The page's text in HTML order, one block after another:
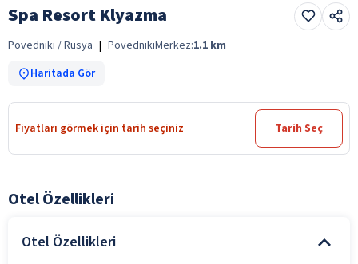
Spa Resort Klyazma
Povedniki / Rusya | PovednikiMerkez:1.1 km
Haritada Gör
Fiyatları görmek için tarih seçiniz Tarih Seç
Otel Özellikleri
Otel Özellikleri